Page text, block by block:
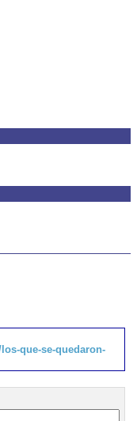
que-se-quedaron-